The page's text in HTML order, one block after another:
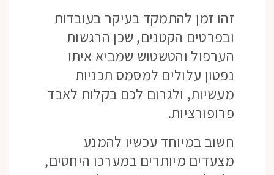
זהו זמן להתמקד בעיקר בעובדות
ובפרטים הקטנים, שכן הרגשות
הערפול והטשטוש שמביא איתו
נפטון עלולים למסמס תכניות
מעשיות, ולגרום לכם בקלות לאבד
פרופורציות.
חשוב במיוחד עכשיו להמנע
מצעדים מיותרים במערכו היחסים,